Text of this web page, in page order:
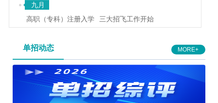
九月
高职（专科）注册入学
三大招飞工作开始
三大招飞持续进行
十一月
高考报名
艺术类、体育类招考规定公布
三大招飞持续进行
单招动态 MORE+